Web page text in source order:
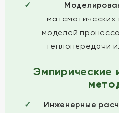
математических
моделей
теплопередачи
Эмпирические
Инженерные